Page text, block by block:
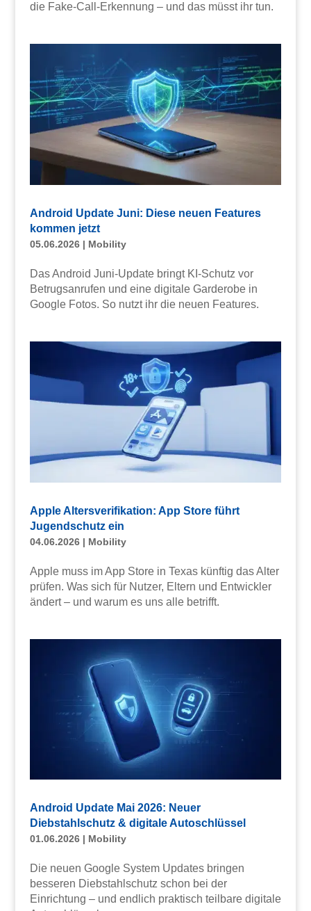
die Fake-Call-Erkennung – und das müsst ihr tun.
Android Update Juni: Diese neuen Features
kommen jetzt
05.06.2026| Mobility
Das Android Juni-Update bringt KI-Schutz vor
Betrugsanrufen und eine digitale Garderobe in
Google Fotos. So nutzt ihr die neuen Features.
Apple Altersverifikation: App Store führt
Jugendschutz ein
04.06.2026| Mobility
Apple muss im App Store in Texas künftig das Alter
prüfen. Was sich für Nutzer, Eltern und Entwickler
ändert – und warum es uns alle betrifft.
Android Update Mai 2026: Neuer
Diebstahlschutz & digitale Autoschlüssel
01.06.2026| Mobility
Die neuen Google System Updates bringen
besseren Diebstahlschutz schon bei der
Einrichtung – und endlich praktisch teilbare digitale